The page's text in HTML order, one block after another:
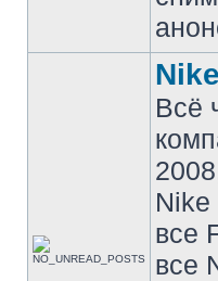
Nike
Всё
Nike
все
все